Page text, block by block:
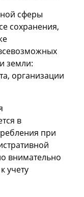
сферы
сохранения,
земли:
организации
в
при
внимательно
учету